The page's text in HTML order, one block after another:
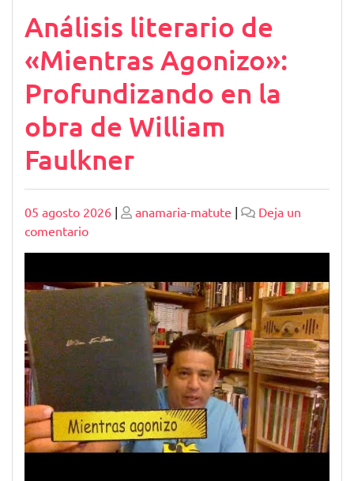
Análisis literario de
«Mientras Agonizo»:
Profundizando en la
obra de William
Faulkner
Publicado
05 agosto 2026 | Publicado
anamaria-matute |
Deja un
comentarioen
Análisis
de
«Mientras
Agonizo»:
Profundizando
en
obra
de
William
Faulkner